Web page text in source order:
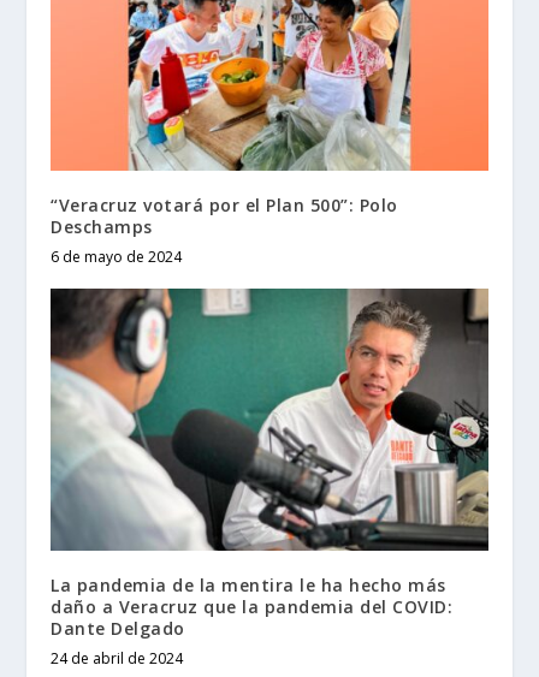
“Veracruz votará por el Plan 500”: Polo
Deschamps
6 de mayo de 2024
La pandemia de la mentira le ha hecho más
daño a Veracruz que la pandemia del COVID:
Dante Delgado
24 de abril de 2024